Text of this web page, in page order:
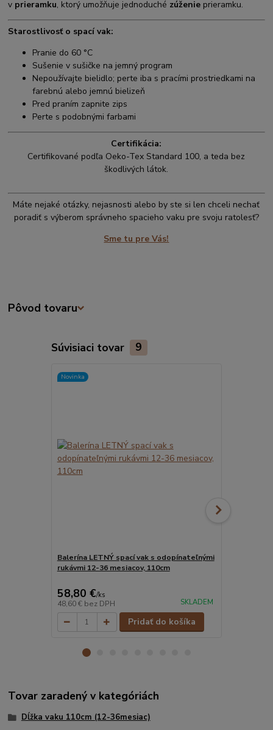
v prieramku, ktorý umožňuje jednoduché zúženie prieramku.
Starostlivosť o spací vak:
Pranie do 60 °C
Sušenie v sušičke na jemný program
Nepoužívajte bielidlo; perte iba s pracími prostriedkami na
farebnú alebo jemnú bielizeň
Pred praním zapnite zips
Perte s podobnými farbami
Certifikácia:
Certifikované podľa Oeko-Tex Standard 100, a teda bez
škodlivých látok.
Máte nejaké otázky, nejasnosti alebo by ste si len chceli nechať
poradiť s výberom správneho spacieho vaku pre svoju ratolesť?
Sme tu pre Vás!
Pôvod tovaru
Súvisiaci tovar 9
Novinka
Balerína LETNÝ spací vak s odopínateľnými
rukávmi 12-36 mesiacov, 110cm
58,80 €/ks
48,60 € bez DPH SKLADEM
Pridať do košíka
Tovar zaradený v kategóriách
Dĺžka vaku 110cm (12-36mesiac)